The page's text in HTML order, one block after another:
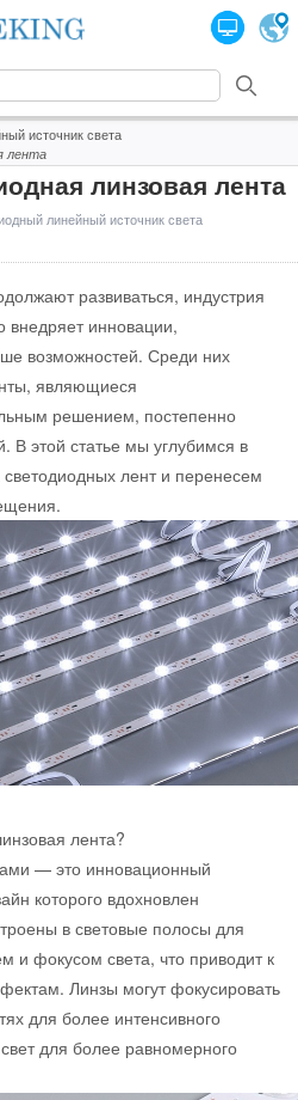
источник света
лента
линзовая лента
линейный источник света
развиваться, индустрия
внедряет инновации,
возможностей. Среди них
являющиеся
решением, постепенно
В этой статье мы углубимся в
лент и перенесем
лента?
— это инновационный
которого вдохновлен
в световые полосы для
и фокусом света, что приводит к
Линзы могут фокусировать
для более интенсивного
для более равномерного